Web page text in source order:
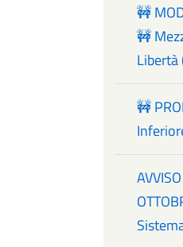
🚧
🚧
🚧